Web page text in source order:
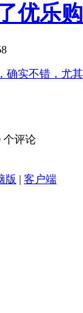
优乐购
个评论
版 | 客户端